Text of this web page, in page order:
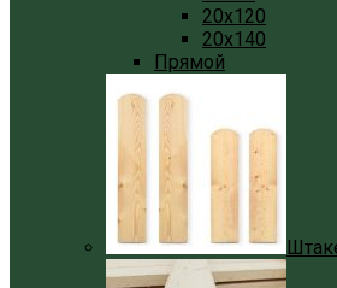
20x120
20x140
Прямой